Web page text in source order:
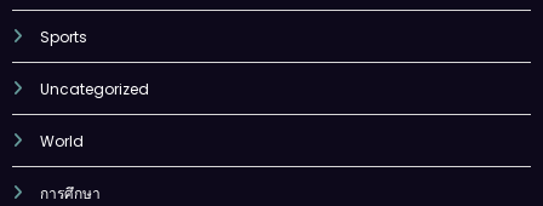
Sports
Uncategorized
World
การศึกษา